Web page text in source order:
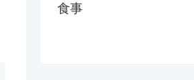
食事